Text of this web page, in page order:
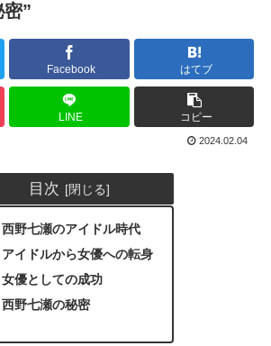
”
Facebook はてブ
LINE コピー
2024.02.04
目次
西野七瀬のアイドル時代
アイドルから女優への転身
女優としての成功
西野七瀬の秘密